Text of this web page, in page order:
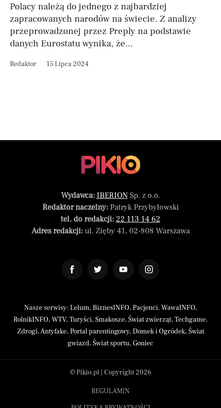
Polacy należą do jednego z najbardziej
zapracowanych narodów na świecie. Z analizy
przeprowadzonej przez Preply na podstawie
danych Eurostatu wynika, że...
Redaktor 15 Lipca 2024
Wydawca: IBERIONSp. z o.o.
Redaktor naczelny:Patryk Przybyłowski
tel. do redakcji: 22 113 14 62
Adres redakcji:ul. Zięby 41, 02-808 Warszawa
Nasze serwisy: Lelum, BiznesINFO, Pacjenci, WawaINFO,
RolnikINFO, WTV, Turyści, Smakosze, Świat zwierząt, Techgame,
Zdrogi,Antyfake, Portal parentingowy, Domek i Ogródek, Świat
gwiazd, Świat sportu, Goniec
© Pikio.pl | Copyright 2026
REGULAMIN